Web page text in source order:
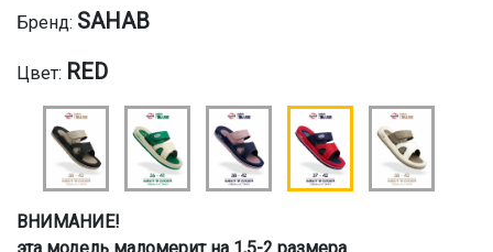
Бренд: SAHAB
Цвет: RED
ВНИМАНИЕ!